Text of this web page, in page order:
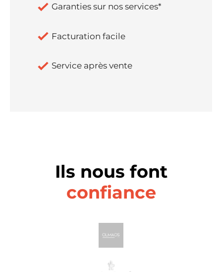
Garanties sur nos services*
Facturation facile
Service après vente
Ils nous font
confiance